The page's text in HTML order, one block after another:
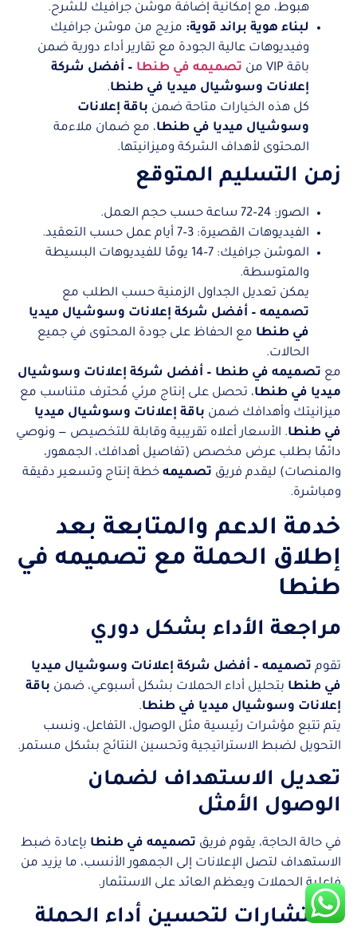
هبوط، مع إمكانية إضافة موشن جرافيك للشرح.
لبناء هوية براند قوية: مزيج من موشن جرافيك
وفيديوهات عالية الجودة مع تقارير أداء دورية ضمن
باقة VIP من
تصميمه في طنطا – أفضل شركة
إعلانات وسوشيال ميديا في طنطا.
كل هذه الخيارات متاحة ضمن باقة إعلانات
وسوشيال ميديا في طنطا، مع ضمان ملاءمة
المحتوى لأهداف الشركة وميزانيتها.
زمن التسليم المتوقع
الصور: 24–72 ساعة حسب حجم العمل.
الفيديوهات القصيرة: 3–7 أيام عمل حسب التعقيد.
الموشن جرافيك: 7–14 يومًا للفيديوهات البسيطة
والمتوسطة.
يمكن تعديل الجداول الزمنية حسب الطلب مع
تصميمه – أفضل شركة إعلانات وسوشيال ميديا
في طنطا مع الحفاظ على جودة المحتوى في جميع
الحالات.
مع تصميمه في طنطا – أفضل شركة إعلانات وسوشيال
ميديا في طنطا، تحصل على إنتاج مرئي مُحترف متناسب مع
ميزانيتك وأهدافك ضمن باقة إعلانات وسوشيال ميديا
في طنطا. الأسعار أعلاه تقريبية وقابلة للتخصيص — ونوصي
دائمًا بطلب عرض مخصص (تفاصيل أهدافك، الجمهور،
والمنصات) ليقدم فريق تصميمه خطة إنتاج وتسعير دقيقة
ومباشرة.
خدمة الدعم والمتابعة بعد
إطلاق الحملة مع تصميمه في
طنطا
مراجعة الأداء بشكل دوري
تقوم تصميمه – أفضل شركة إعلانات وسوشيال ميديا
في طنطا بتحليل أداء الحملات بشكل أسبوعي، ضمن باقة
إعلانات وسوشيال ميديا في طنطا.
يتم تتبع مؤشرات رئيسية مثل الوصول، التفاعل، ونسب
التحويل لضبط الاستراتيجية وتحسين النتائج بشكل مستمر.
تعديل الاستهداف لضمان
الوصول الأمثل
في حالة الحاجة، يقوم فريق تصميمه في طنطا بإعادة ضبط
الاستهداف لتصل الإعلانات إلى الجمهور الأنسب، ما يزيد من
فاعلية الحملات ويعظم العائد على الاستثمار.
استشارات لتحسين أداء الحملة